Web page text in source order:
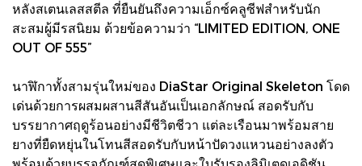
หลังสเตนเลสสตีล ที่ยืนยันถึงความเอ็กซ์คลูซีฟสำหรับนัก
สะสมผู้มีรสนิยม ด้วยข้อความว่า “LIMITED EDITION, ONE
OUT OF 555”
นาฬิกาทั้งสามรุ่นใหม่ของ DiaStar Original Skeleton โดด
เด่นด้วยการผสมผสานสีสันอันเป็นเอกลักษณ์ สอดรับกับ
บรรยากาศฤดูร้อนอย่างมีชีวิตชีวา แต่ละเรือนมาพร้อมสาย
ยางที่ยืดหยุ่นในโทนสีสอดรับกับหน้าปัดวงแหวนอย่างลงตัว